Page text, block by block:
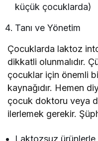
küçük çocuklarda)
Tanı ve Yönetim
Çocuklarda laktoz
dikkatli olunmalıdır.
çocuklar için önemli
kaynağıdır. Hemen
çocuk doktoru veya
ilerlemek gerekir.
Laktozsuz ürünlerle